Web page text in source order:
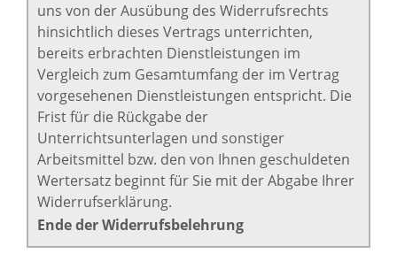
uns von der Ausübung des Widerrufsrechts
hinsichtlich dieses Vertrags unterrichten,
bereits erbrachten Dienstleistungen im
Vergleich zum Gesamtumfang der im Vertrag
vorgesehenen Dienstleistungen entspricht. Die
Frist für die Rückgabe der
Unterrichtsunterlagen und sonstiger
Arbeitsmittel bzw. den von Ihnen geschuldeten
Wertersatz beginnt für Sie mit der Abgabe Ihrer
Widerrufserklärung.
Ende der Widerrufsbelehrung